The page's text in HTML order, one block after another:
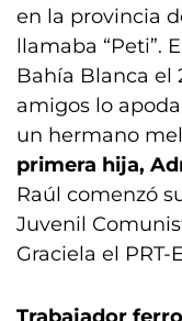
en la provincia
llamaba “Peti”.
Bahía Blanca el
amigos lo
un hermano
primera hija,
Raúl comenzó
Juvenil
Graciela el PRT-